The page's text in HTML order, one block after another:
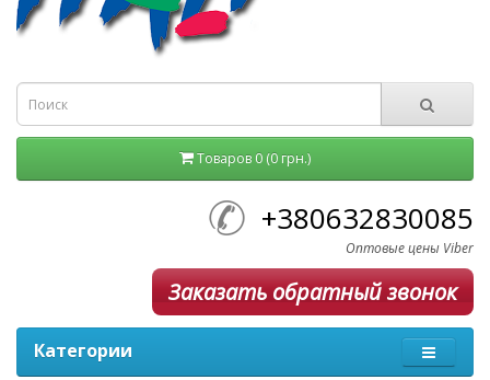
Товаров 0 (0 грн.)
+380632830085
Оптовые цены Viber
Заказать обратный звонок
Категории